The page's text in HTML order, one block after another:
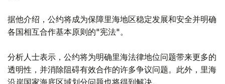
据他介绍，公约将成为保障里海地区稳定发展和安全并明确
各国相互合作基本原则的"宪法"。
分析人士表示，公约将为明确里海法律地位问题带来更多的
透明性，并消除阻碍有效合作的许多争议问题。此外，里海